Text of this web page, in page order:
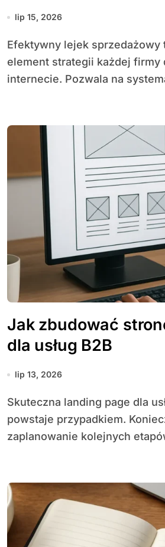
lip 15, 2026
Efektywny lejek sprzedażowy to kluczowy
element strategii każdej firmy
internecie. Pozwala na
Jak zbudować
dla usług B2B
lip 13, 2026
Skuteczna landing page dla usług B2B nie
powstaje przypadkiem.
zaplanowanie kolejnych